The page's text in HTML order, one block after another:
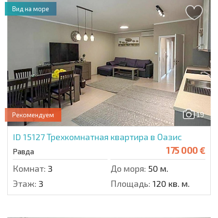
19
Рекомендуем
ID 15127Трехкомнатная квартира в Оазис
Равда 175 000 €
Комнат: 3 До моря: 50 м.
Этаж: 3 Площадь: 120 кв. м.
Вид на море